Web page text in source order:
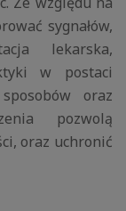
sygnałów,
lekarska,
w postaci
oraz
pozwolą
oraz uchronić